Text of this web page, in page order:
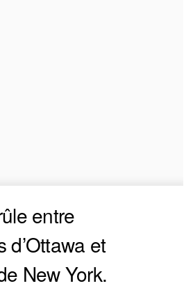
entre
d’Ottawa et
New York.